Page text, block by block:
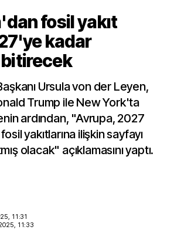
fosil yakıt
kadar
Ursula von der Leyen,
Trump ile New York'ta
ardından, "Avrupa, 2027
yakıtlarına ilişkin sayfayı
olacak" açıklamasını yaptı.
11:31
11:33